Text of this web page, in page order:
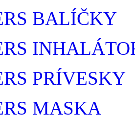
BALÍČKY
PRÍVESKY
MASKA